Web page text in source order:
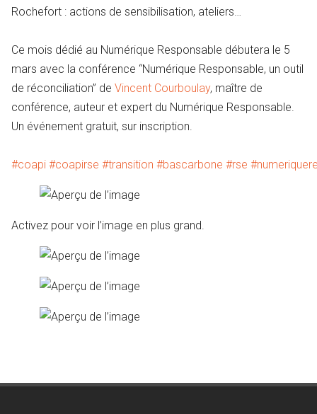
Rochefort : actions de sensibilisation, ateliers…
Ce mois dédié au Numérique Responsable débutera le 5
mars avec la conférence “Numérique Responsable, un outil
de réconciliation” de Vincent Courboulay, maître de
conférence, auteur et expert du Numérique Responsable.
Un événement gratuit, sur inscription.
#coapi #coapirse #transition #bascarbone #rse
Activez pour voir l’image en plus grand.